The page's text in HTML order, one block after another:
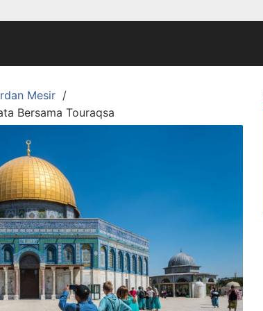
Mesir
Bersama Touraqsa